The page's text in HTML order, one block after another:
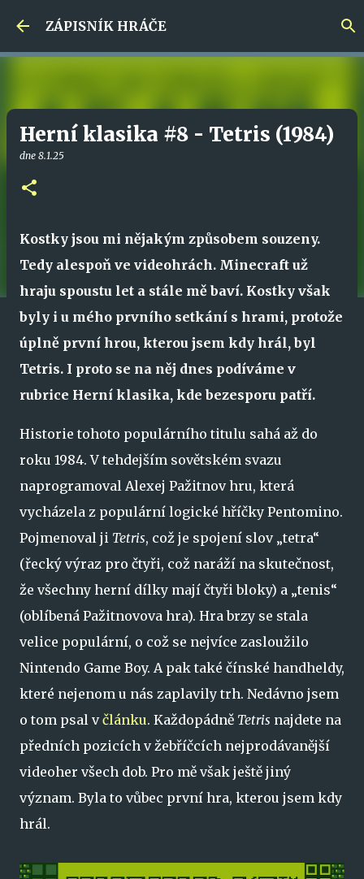
Přeskočit na hlavní obsah
ZÁPISNÍK HRÁČE
Herní klasika #8 - Tetris (1984)
dne 8.1.25
Kostky jsou mi nějakým způsobem souzeny.
Tedy alespoň ve videohrách. Minecraft už
hraju spoustu let a stále mě baví. Kostky však
byly i u mého prvního setkání s hrami, protože
úplně první hrou, kterou jsem kdy hrál, byl
Tetris. I proto se na něj dnes podíváme v
rubrice Herní klasika, kde bezesporu patří.
Historie tohoto populárního titulu sahá až do
roku 1984. V tehdejším sovětském svazu
naprogramoval Alexej Pažitnov hru, která
vycházela z populární logické hříčky Pentomino.
Pojmenoval ji Tetris, což je spojení slov „tetra“
(řecký výraz pro čtyři, což naráží na skutečnost,
že všechny herní dílky mají čtyři bloky) a „tenis“
(oblíbená Pažitnovova hra). Hra brzy se stala
velice populární, o což se nejvíce zasloužilo
Nintendo Game Boy. A pak také čínské handheldy,
které nejenom u nás zaplavily trh. Nedávno jsem
o tom psal včlánku. Každopádně Tetris najdete na
předních pozicích v žebříčcích nejprodávanější
videoher všech dob. Pro mě však ještě jiný
význam. Byla to vůbec první hra, kterou jsem kdy
hrál.